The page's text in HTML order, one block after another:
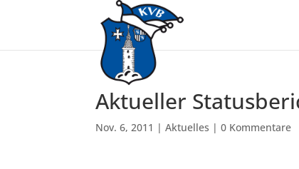
Aktueller
Nov. 6, 2011 |Aktuelles |0 Kommentare